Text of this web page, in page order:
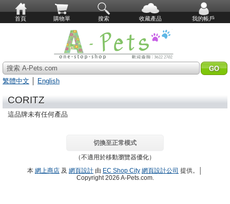
首頁 購物單 搜索 收藏產品 我的帳戶
搜索 A-Pets.com
繁體中文
English
CORITZ
這品牌未有任何產品
切換至正常模式
（不適用於移動瀏覽器優化）
本 網上商店 及 網頁設計 由 EC Shop City 網頁設計公司 提供。│
Copyright 2026 A-Pets.com.